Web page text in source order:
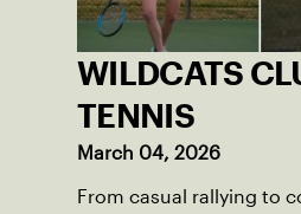
WILDCATS
TENNIS
March 04, 2026
From casual rallying to